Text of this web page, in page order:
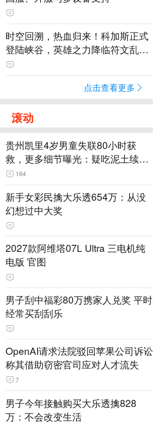
时空回溯，热血归来！科加斯正式
登陆峡谷，英雄之力降临符文乱
斗！
点击查看更多
滚动
贵州凯里4岁男童失联80小时获
救，更多细节曝光：疑吃泥土续
命，搜救至20米附近错过多找3天
164
新手女彩民擒大乐透654万：从没
幻想过中大奖
2027款阿维塔07L Ultra 三电机纯
电版 官图
男子刮中福彩80万携家人兑奖 平时
经常买刮刮乐
OpenAI请求法院驳回苹果公司诉讼
称其借助窃密官司应对人才流失
7
男子今年接触购买大乐透擒828
万：不会改变生活